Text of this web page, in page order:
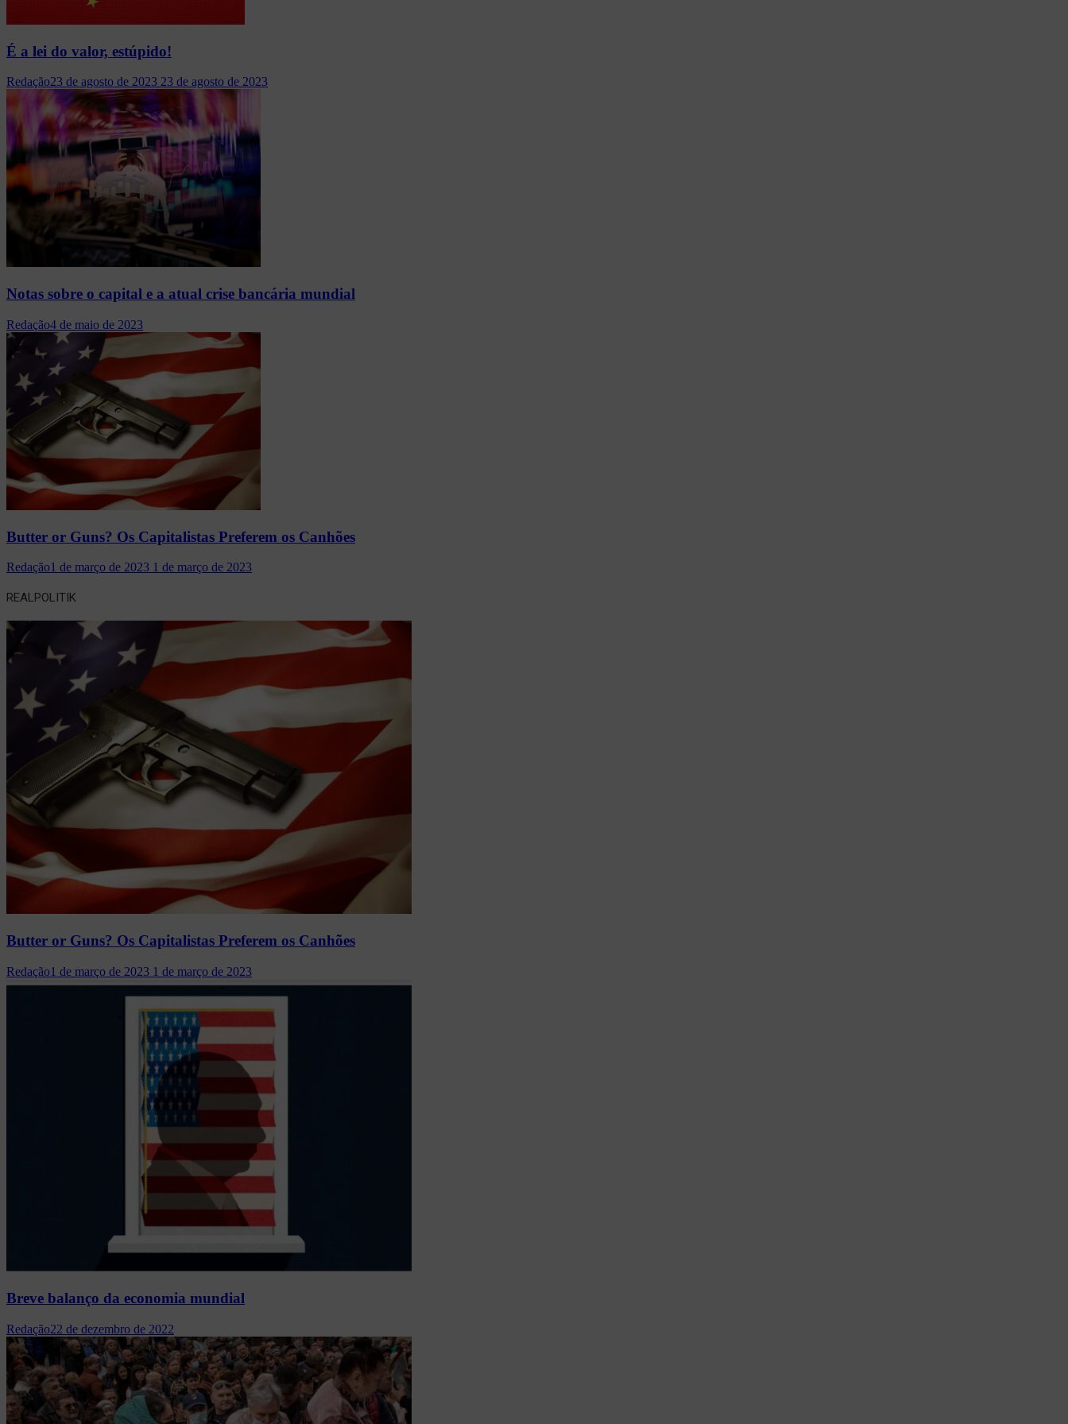
É a lei do valor, estúpido!
Redação23 de agosto de 2023 23 de agosto de 2023
Notas sobre o capital e a atual crise bancária mundial
Redação4 de maio de 2023
Butter or Guns? Os Capitalistas Preferem os Canhões
Redação1 de março de 2023 1 de março de 2023
REALPOLITIK
Butter or Guns? Os Capitalistas Preferem os Canhões
Redação1 de março de 2023 1 de março de 2023
Breve balanço da economia mundial
Redação22 de dezembro de 2022